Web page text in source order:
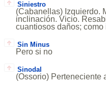
Siniestro
(Cabanellas) Izquierdo.
inclinación. Vicio.
cuantiosos daños;
Sin Minus
Pero si no
Sinodal
(Ossorio) Perteneciente